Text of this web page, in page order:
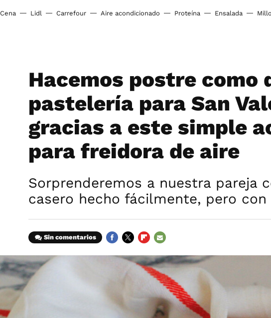
Cena Lidl Carrefour Aire acondicionado Proteína Ensalada
Hacemos postre como
pastelería para San
gracias a este simple
para freidora de aire
Sorprenderemos a nuestra pareja
casero hecho fácilmente, pero
Sin comentarios
MAIL